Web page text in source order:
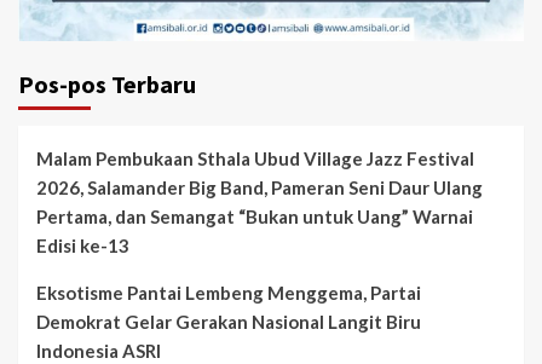
Pos-pos Terbaru
Malam Pembukaan Sthala Ubud Village Jazz Festival
2026, Salamander Big Band, Pameran Seni Daur Ulang
Pertama, dan Semangat “Bukan untuk Uang” Warnai
Edisi ke-13
Eksotisme Pantai Lembeng Menggema, Partai
Demokrat Gelar Gerakan Nasional Langit Biru
Indonesia ASRI